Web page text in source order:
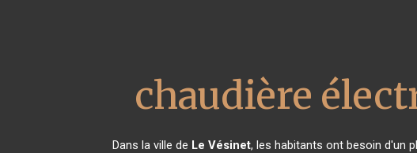
chaudière
Dans la ville de Le Vésinet, les habitants ont besoin d'un